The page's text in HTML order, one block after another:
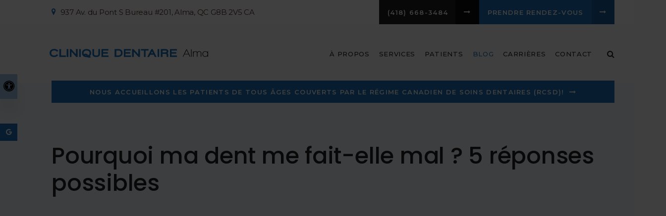
Version accessible
937 Av. du Pont S Bureau #201 Alma QC G8B 2V5 CA (418) 668-3484 PRENDRE RENDEZ-VOUS
À PROPOS SERVICES PATIENTS BLOG CARRIÈRES CONTACT
NOUS ACCUEILLONS LES PATIENTS DE TOUS ÂGES COUVERTS PAR LE RÉGIME CANADIEN DE SOINS DENTAIRES (RCSD)!
Pourquoi ma dent me fait-elle mal ? 5 réponses
possibles